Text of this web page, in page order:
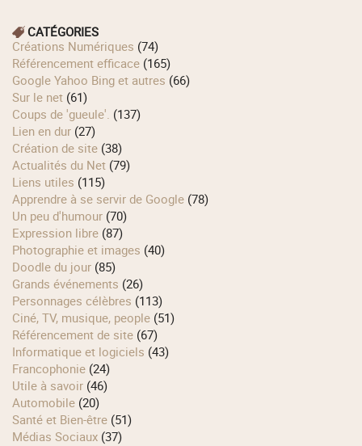
CATÉGORIES
Créations Numériques (74)
Référencement efficace (165)
Google Yahoo Bing et autres (66)
Sur le net (61)
Coups de 'gueule'. (137)
Lien en dur (27)
Création de site (38)
Actualités du Net (79)
Liens utiles (115)
Apprendre à se servir de Google (78)
Un peu d'humour (70)
Expression libre (87)
Photographie et images (40)
Doodle du jour (85)
Grands événements (26)
Personnages célèbres (113)
Ciné, TV, musique, people (51)
Référencement de site (67)
Informatique et logiciels (43)
Francophonie (24)
Utile à savoir (46)
Automobile (20)
Santé et Bien-être (51)
Médias Sociaux (37)